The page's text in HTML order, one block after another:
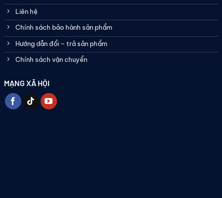
Liên hệ
Chính sách bảo hành sản phẩm
Hướng dẫn đổi – trả sản phẩm
Chính sách vận chuyển
MẠNG XÃ HỘI